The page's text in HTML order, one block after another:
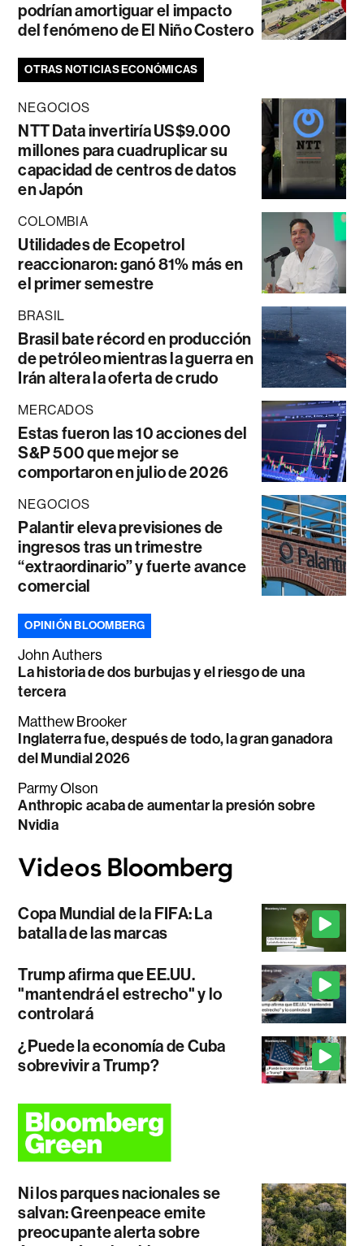
podrían amortiguar el impacto
del fenómeno de El Niño Costero
OTRAS NOTICIAS ECONÓMICAS
NEGOCIOS
NTT Data invertiría US$9.000
millones para cuadruplicar su
capacidad de centros de datos
en Japón
COLOMBIA
Utilidades de Ecopetrol
reaccionaron: ganó 81% más en
el primer semestre
BRASIL
Brasil bate récord en producción
de petróleo mientras la guerra en
Irán altera la oferta de crudo
MERCADOS
Estas fueron las 10 acciones del
S&P 500 que mejor se
comportaron en julio de 2026
NEGOCIOS
Palantir eleva previsiones de
ingresos tras un trimestre
“extraordinario” y fuerte avance
comercial
OPINIÓN BLOOMBERG
John Authers
La historia de dos burbujas y el riesgo de una
tercera
Matthew Brooker
Inglaterra fue, después de todo, la gran ganadora
del Mundial 2026
Parmy Olson
Anthropic acaba de aumentar la presión sobre
Nvidia
Copa Mundial de la FIFA: La
batalla de las marcas
Trump afirma que EE.UU.
"mantendrá el estrecho" y lo
controlará
¿Puede la economía de Cuba
sobrevivir a Trump?
Ni los parques nacionales se
salvan: Greenpeace emite
preocupante alerta sobre